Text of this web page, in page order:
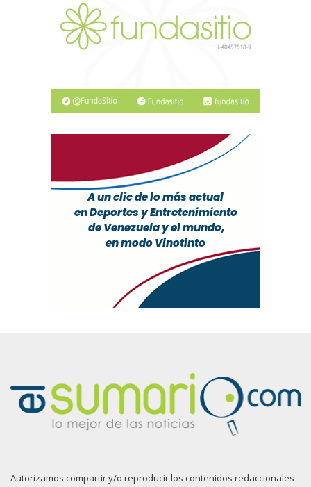
Autorizamos compartir y/o reproducir los contenidos redaccionales